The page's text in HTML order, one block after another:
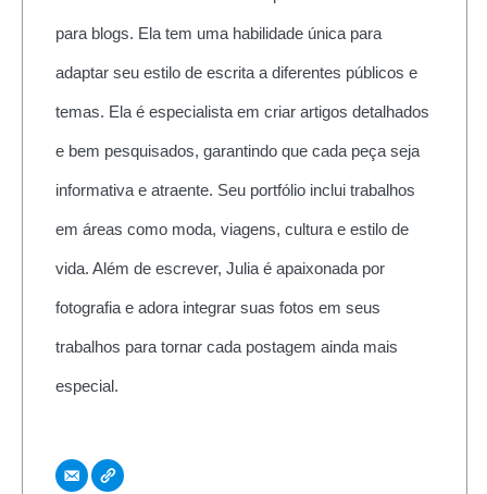
para blogs. Ela tem uma habilidade única para
adaptar seu estilo de escrita a diferentes públicos e
temas. Ela é especialista em criar artigos detalhados
e bem pesquisados, garantindo que cada peça seja
informativa e atraente. Seu portfólio inclui trabalhos
em áreas como moda, viagens, cultura e estilo de
vida. Além de escrever, Julia é apaixonada por
fotografia e adora integrar suas fotos em seus
trabalhos para tornar cada postagem ainda mais
especial.